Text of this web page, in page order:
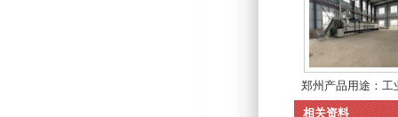
郑州产品用途：工
粉...
相关资料